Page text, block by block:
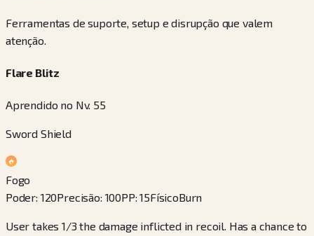
Ferramentas de suporte, setup e disrupção que valem
atenção.
Flare Blitz
Aprendido no Nv. 55
Sword Shield
Fogo
Poder: 120Precisão: 100PP:15FísicoBurn
User takes 1/3 the damage inflicted in recoil. Has a chance to